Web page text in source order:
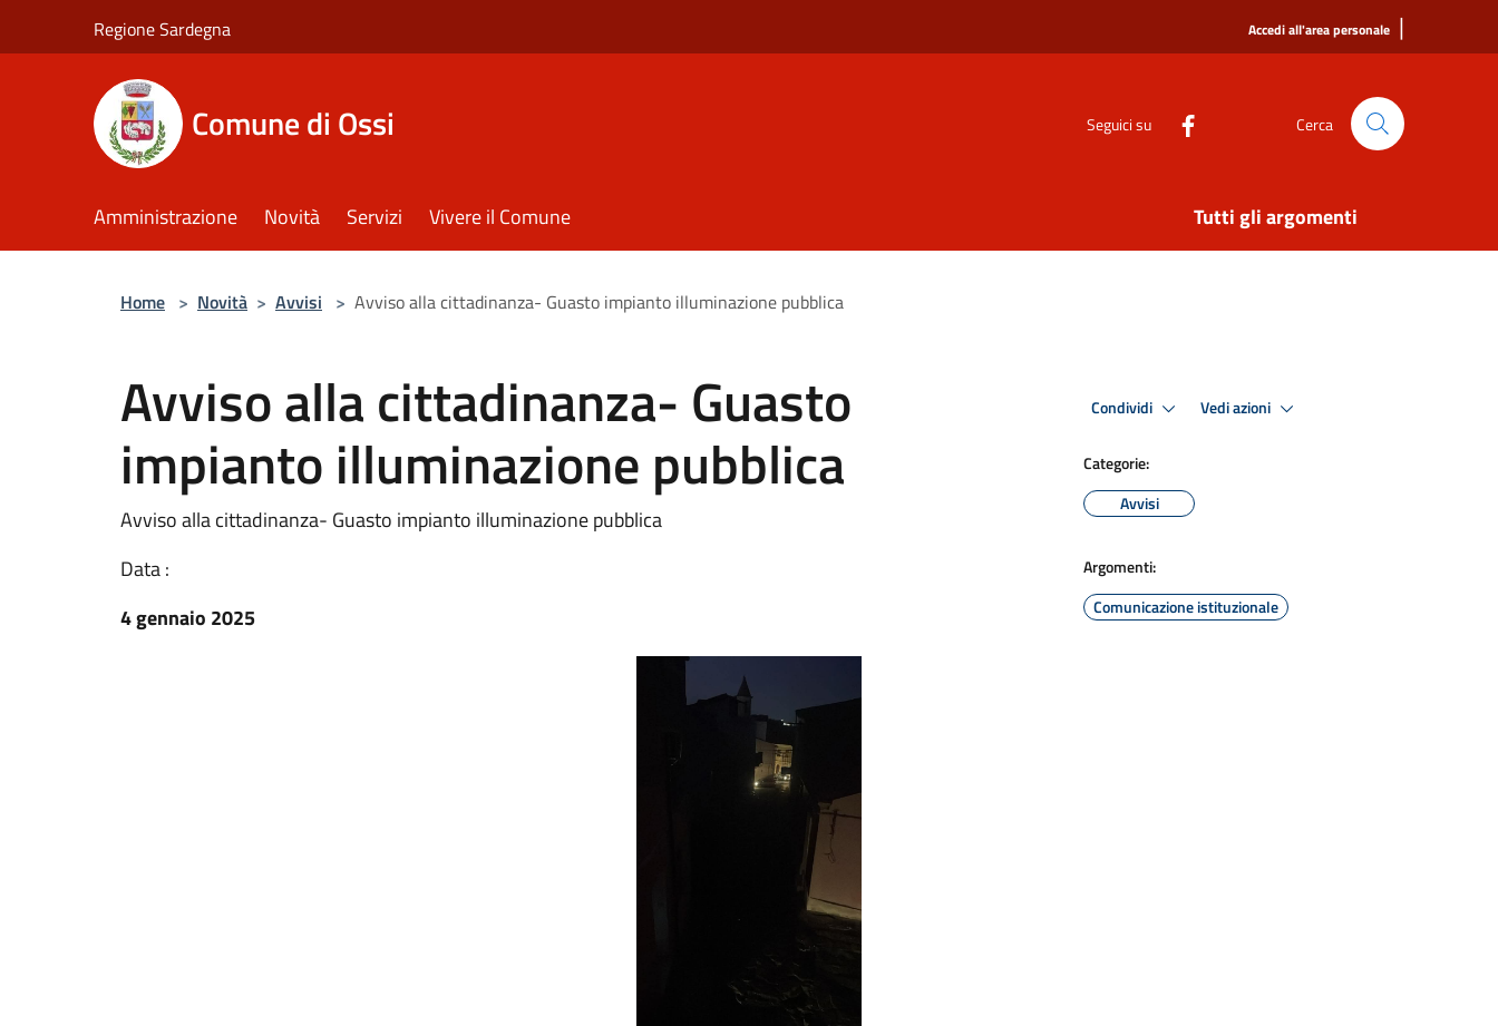
Regione Sardegna Accedi all'area personale |
Comune di Ossi Seguici su Cerca
Amministrazione Novità Servizi Vivere il Comune Tutti gli argomenti
Home > Novità > Avvisi > Avviso alla cittadinanza- Guasto impianto illuminazione pubblica
Avviso alla cittadinanza- Guasto
impianto illuminazione pubblica
Avviso alla cittadinanza- Guasto impianto illuminazione pubblica
Data :
4 gennaio 2025
Condividi Vedi azioni
Categorie:
Avvisi
Argomenti:
Comunicazione istituzionale